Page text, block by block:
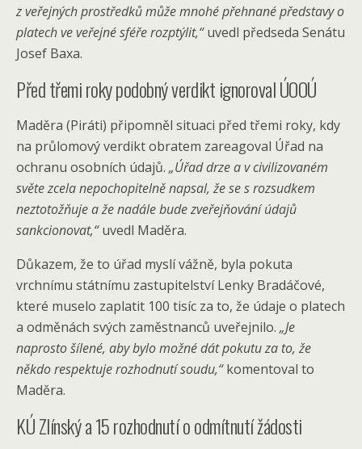
z veřejných prostředků může mnohé přehnané představy o
platech ve veřejné sféře rozptýlit,“uvedl předseda Senátu
Josef Baxa.
Před třemi roky podobný verdikt ignoroval ÚOOÚ
Maděra (Piráti) připomněl situaci před třemi roky, kdy
na průlomový verdikt obratem zareagoval Úřad na
ochranu osobních údajů. „Úřad drze a v civilizovaném
světe zcela nepochopitelně napsal, že se s rozsudkem
neztotožňuje a že nadále bude zveřejňování údajů
sankcionovat,“uvedl Maděra.
Důkazem, že to úřad myslí vážně, byla pokuta
vrchnímu státnímu zastupitelství Lenky Bradáčové,
které muselo zaplatit 100 tisíc za to, že údaje o platech
a odměnách svých zaměstnanců uveřejnilo. „Je
naprosto šílené, aby bylo možné dát pokutu za to, že
někdo respektuje rozhodnutí soudu,“komentoval to
Maděra.
KÚ Zlínský a 15 rozhodnutí o odmítnutí žádosti